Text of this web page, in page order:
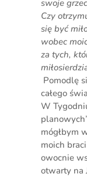
swoje
Czy
się być
wobec
za tych,
Pomodlę
całego
W
mógłbym
moich
owocnie
otwarty na